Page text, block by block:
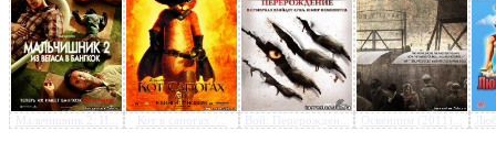
Мальчишник 2: И... Кот в сапогах /... Вой: Перерожден... Освенцим (2011)...